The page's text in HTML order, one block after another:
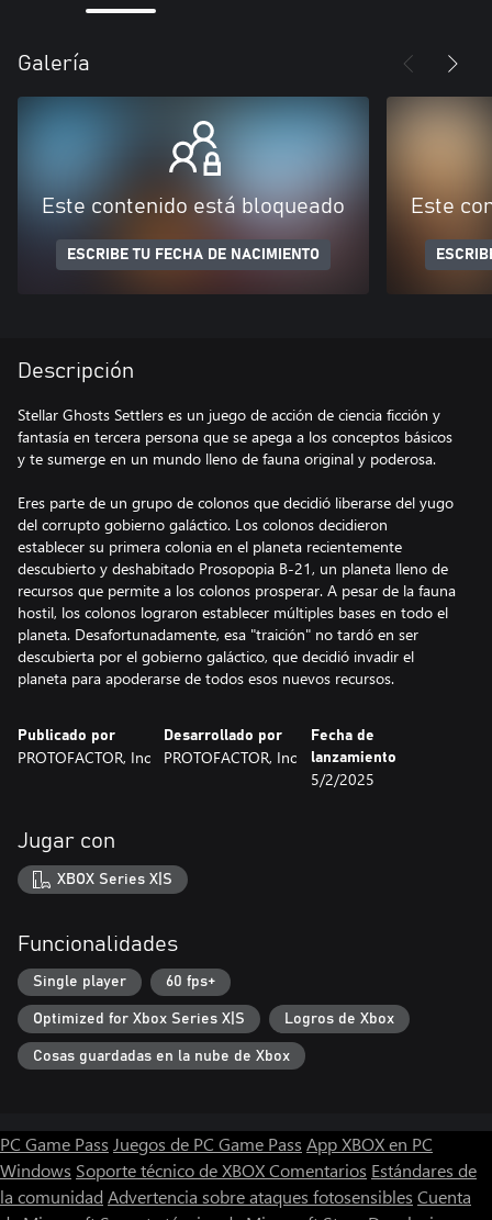
Galería
Este contenido está bloqueado
ESCRIBE TU FECHA DE NACIMIENTO
Este
Descripción
Stellar Ghosts Settlers es un juego de acción de ciencia ficción y
fantasía en tercera persona que se apega a los conceptos básicos
y te sumerge en un mundo lleno de fauna original y poderosa.
Eres parte de un grupo de colonos que decidió liberarse del yugo
del corrupto gobierno galáctico. Los colonos decidieron
establecer su primera colonia en el planeta recientemente
descubierto y deshabitado Prosopopia B-21, un planeta lleno de
recursos que permite a los colonos prosperar. A pesar de la fauna
hostil, los colonos lograron establecer múltiples bases en todo el
planeta. Desafortunadamente, esa "traición" no tardó en ser
descubierta por el gobierno galáctico, que decidió invadir el
Publicado por
PROTOFACTOR, Inc
Desarrollado por
PROTOFACTOR, Inc
Fecha de
lanzamiento
5/2/2025
Jugar con
XBOX Series X|S
Funcionalidades
Single player 60 fps+
Optimized for Xbox Series X|S Logros de Xbox
Cosas guardadas en la nube de Xbox
PC Game Pass Juegos de PC Game Pass App XBOX en PC
Windows Soporte técnico de XBOXComentarios Estándares de
la comunidad Advertencia sobre ataques fotosensibles Cuenta